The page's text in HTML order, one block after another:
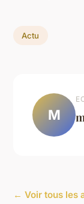
Actu
M
← Voir tous les